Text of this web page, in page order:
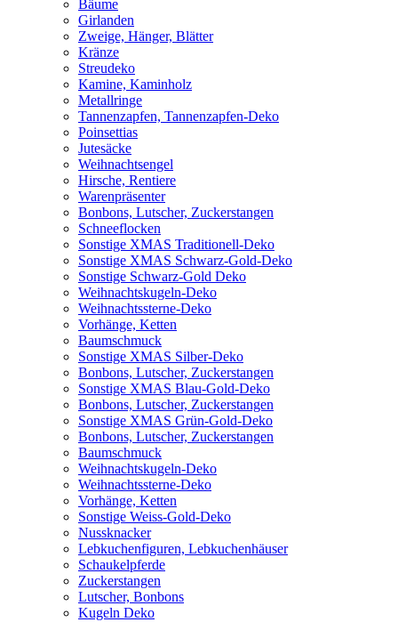
Bäume
Girlanden
Zweige, Hänger, Blätter
Kränze
Streudeko
Kamine, Kaminholz
Metallringe
Tannenzapfen, Tannenzapfen-Deko
Poinsettias
Jutesäcke
Weihnachtsengel
Hirsche, Rentiere
Warenpräsenter
Bonbons, Lutscher, Zuckerstangen
Schneeflocken
Sonstige XMAS Traditionell-Deko
Sonstige XMAS Schwarz-Gold-Deko
Sonstige Schwarz-Gold Deko
Weihnachtskugeln-Deko
Weihnachtssterne-Deko
Vorhänge, Ketten
Baumschmuck
Sonstige XMAS Silber-Deko
Bonbons, Lutscher, Zuckerstangen
Sonstige XMAS Blau-Gold-Deko
Bonbons, Lutscher, Zuckerstangen
Sonstige XMAS Grün-Gold-Deko
Bonbons, Lutscher, Zuckerstangen
Baumschmuck
Weihnachtskugeln-Deko
Weihnachtssterne-Deko
Vorhänge, Ketten
Sonstige Weiss-Gold-Deko
Nussknacker
Lebkuchenfiguren, Lebkuchenhäuser
Schaukelpferde
Zuckerstangen
Lutscher, Bonbons
Kugeln Deko